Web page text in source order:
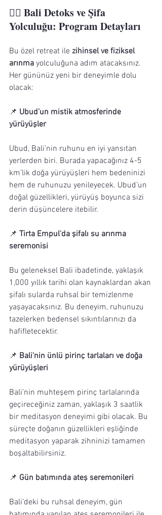
🧘‍♀️ Bali Detoks ve Şifa
Yolculuğu: Program Detayları
Bu özel retreat ile zihinsel ve fiziksel
arınma yolculuğuna adım atacaksınız.
Her gününüz yeni bir deneyimle dolu
olacak:
📌 Ubud’un mistik atmosferinde
yürüyüşler
Ubud, Bali’nin ruhunu en iyi yansıtan
yerlerden biri. Burada yapacağınız 4-5
km'lik doğa yürüyüşleri hem bedeninizi
hem de ruhunuzu yenileyecek. Ubud'un
doğal güzellikleri, yürüyüş boyunca sizi
derin düşüncelere itebilir.
📌 Tirta Empul'da şifalı su arınma
seremonisi
Bu geleneksel Bali ibadetinde, yaklaşık
1,000 yıllık tarihi olan kaynaklardan akan
şifalı sularda ruhsal bir temizlenme
yaşayacaksınız. Bu deneyim, ruhunuzu
tazelerken bedensel sıkıntılarınızı da
hafifletecektir.
📌 Bali'nin ünlü pirinç tarlaları ve doğa
yürüyüşleri
Bali’nin muhteşem pirinç tarlalarında
geçireceğiniz zaman, yaklaşık 3 saatlik
bir meditasyon deneyimi gibi olacak. Bu
süreçte doğanın güzellikleri eşliğinde
meditasyon yaparak zihninizi tamamen
boşaltabilirsiniz.
📌 Gün batımında ateş seremonileri
Bali’deki bu ruhsal deneyim, gün